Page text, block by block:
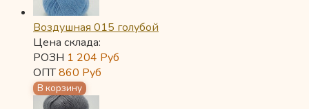
Воздушная 015 голубой
Цена склада:
РОЗН 1 204 Руб
ОПТ860 Руб